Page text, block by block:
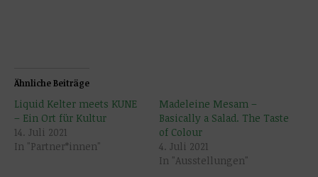
Ähnliche Beiträge
Liquid Kelter meets KUNE
– Ein Ort für Kultur
14. Juli 2021
In "Partner*innen"
Madeleine Mesam –
Basically a Salad. The Taste
of Colour
4. Juli 2021
In "Ausstellungen"